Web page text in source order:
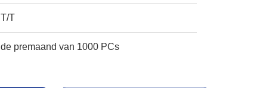
T/T
de premaand van 1000 PCs